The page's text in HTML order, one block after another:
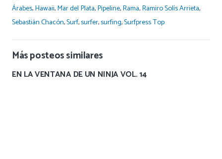
Árabes,Hawaii,Mar del Plata,Pipeline,Rama,Ramiro Solís Arrieta,
Sebastián Chacón,Surf,surfer,surfing,Surfpress Top
Más posteos similares
EN LA VENTANA DE UN NINJA VOL. 14